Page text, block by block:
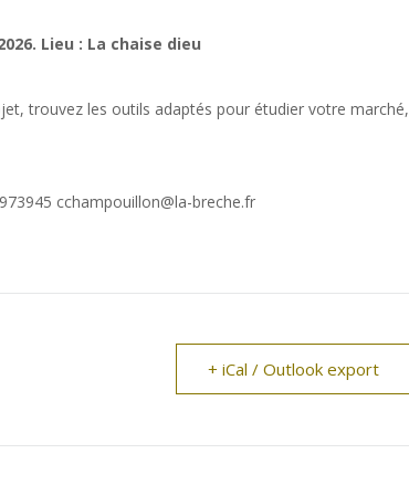
Lieu : La chaise dieu
trouvez les outils adaptés pour étudier votre marché,
cchampouillon@la-breche.fr
+ iCal / Outlook export